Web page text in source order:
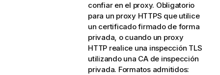
confiar en el proxy. Obligatorio
para un proxy HTTPS que utilice
un certificado firmado de forma
privada, o cuando un proxy
HTTP realice una inspección TLS
utilizando una CA de inspección
privada. Formatos admitidos: